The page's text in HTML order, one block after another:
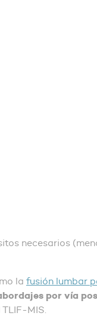
necesarios
la fusión lumbar
por vía
MIS.